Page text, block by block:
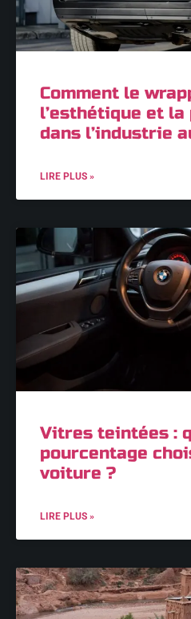
Comment le
l’esthétique et
dans l’industrie
LIRE PLUS »
Vitres teintées :
pourcentage
voiture ?
LIRE PLUS »